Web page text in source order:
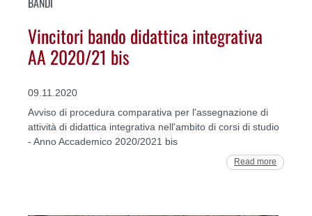
Vincitori bando didattica integrativa
AA 2020/21 bis
09.11.2020
Avviso di procedura comparativa per l'assegnazione di
attività di didattica integrativa nell'ambito di corsi di studio
- Anno Accademico 2020/2021 bis
Read more